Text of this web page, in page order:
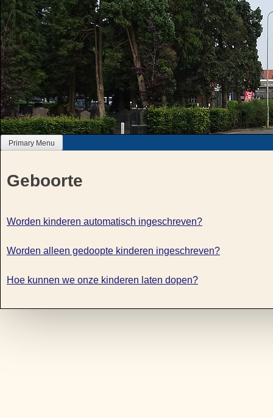
Skip
to
content
Primary Menu
Geboorte
Worden kinderen automatisch ingeschreven?
Worden alleen gedoopte kinderen ingeschreven?
Hoe kunnen we onze kinderen laten dopen?